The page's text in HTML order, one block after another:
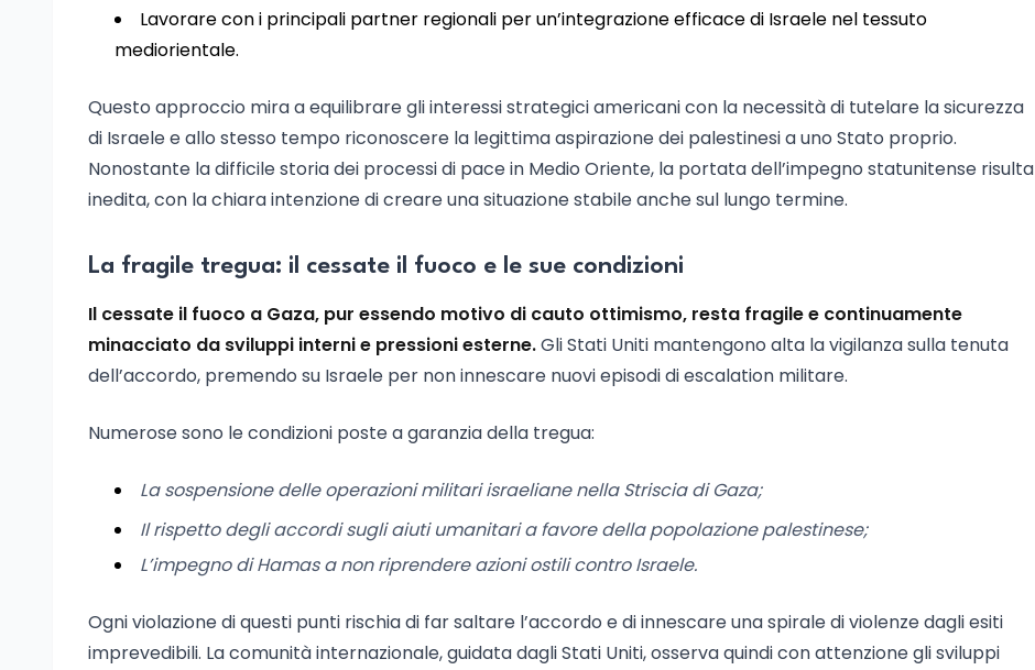
Lavorare con i principali partner regionali per un’integrazione efficace di Israele nel tessuto
mediorientale.
Questo approccio mira a equilibrare gli interessi strategici americani con la necessità di tutelare la sicurezza
di Israele e allo stesso tempo riconoscere la legittima aspirazione dei palestinesi a uno Stato proprio.
Nonostante la difficile storia dei processi di pace in Medio Oriente, la portata dell’impegno statunitense risulta
inedita, con la chiara intenzione di creare una situazione stabile anche sul lungo termine.
La fragile tregua: il cessate il fuoco e le sue condizioni
Il cessate il fuoco a Gaza, pur essendo motivo di cauto ottimismo, resta fragile e continuamente
minacciato da sviluppi interni e pressioni esterne.Gli Stati Uniti mantengono alta la vigilanza sulla tenuta
dell’accordo, premendo su Israele per non innescare nuovi episodi di escalation militare.
Numerose sono le condizioni poste a garanzia della tregua:
La sospensione delle operazioni militari israeliane nella Striscia di Gaza;
Il rispetto degli accordi sugli aiuti umanitari a favore della popolazione palestinese;
L’impegno di Hamas a non riprendere azioni ostili contro Israele.
Ogni violazione di questi punti rischia di far saltare l’accordo e di innescare una spirale di violenze dagli esiti
imprevedibili. La comunità internazionale, guidata dagli Stati Uniti, osserva quindi con attenzione gli sviluppi